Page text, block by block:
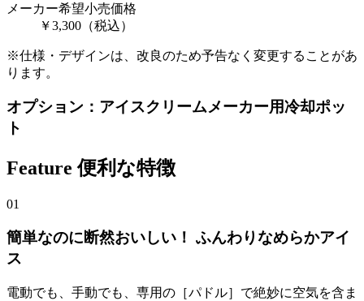
メーカー希望小売価格
￥3,300（税込）
※仕様・デザインは、改良のため予告なく変更することがあ
ります。
オプション：アイスクリームメーカー用冷却ポッ
ト
Feature 便利な特徴
01
簡単なのに断然おいしい！ ふんわりなめらかアイ
ス
電動でも、手動でも、専用の［パドル］で絶妙に空気を含ま